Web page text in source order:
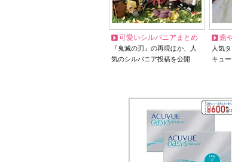
可愛いシルバニアまとめ
『鬼滅の刃』の再現ほか、人
気のシルバニア投稿を公開
癒
人気
キュ